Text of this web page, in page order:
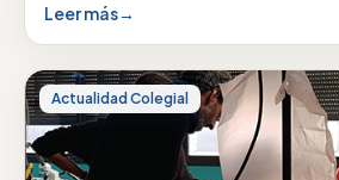
Leer más→
Actualidad Colegial